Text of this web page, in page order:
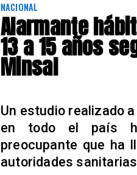
NACIONAL
Alarmante
13 a 15 años
Minsal
Un estudio realizado
en todo el país
preocupante que ha
autoridades